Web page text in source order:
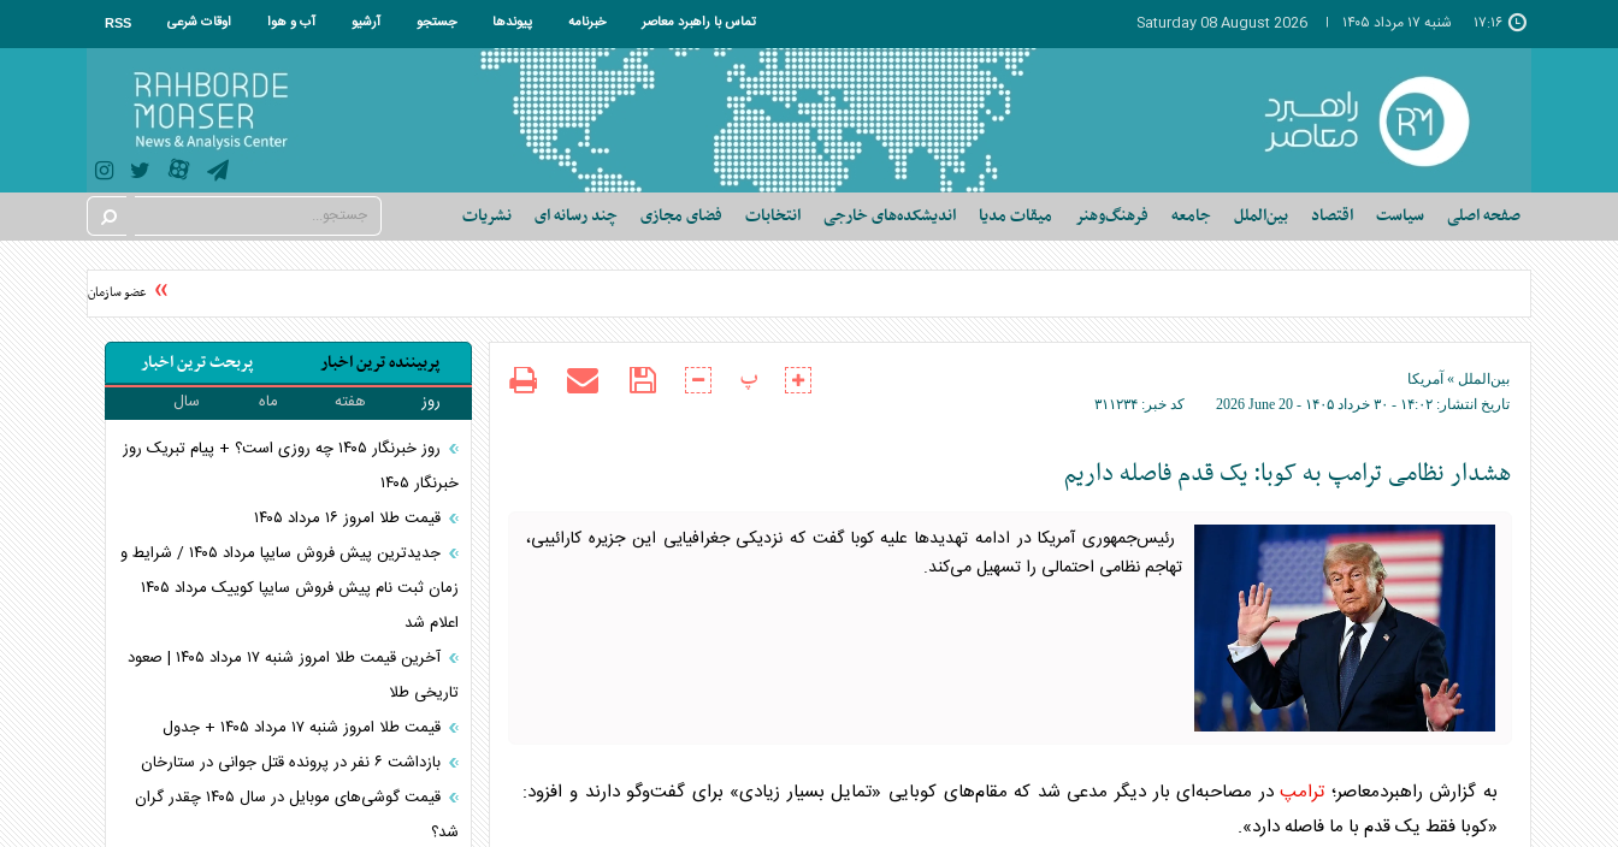
۱۷:۱۶ شنبه ۱۷ مرداد ۱۴۰۵ Saturday 08 August 2026 تماس با راهبرد معاصر خبرنامه پیوندها جستجو آرشیو آب و هوا اوقات شرعی RSS
صفحه اصلی سیاست اقتصاد بین‌الملل جامعه فرهنگ‌وهنر میقات مدیا اندیشکده‌های خارجی انتخابات فضای مجازی چند رسانه ای نشریات
عضو سازمان بدر: حملات به
بین‌الملل » آمریکا
تاریخ انتشار: ۱۴:۰۲ - ۳۰ خرداد ۱۴۰۵ - 2026 June 20 کد خبر: ۳۱۱۲۳۴
پ
هشدار نظامی ترامپ به کوبا: یک قدم فاصله داریم
رئیس‌جمهوری آمریکا در ادامه تهدیدها علیه کوبا گفت که نزدیکی جغرافیایی این جزیره کارائیبی،
تهاجم نظامی احتمالی را تسهیل می‌کند.
به گزارش راهبردمعاصر؛ ترامپدر مصاحبه‌ای بار دیگر مدعی شد که مقام‌های کوبایی «تمایل بسیار زیادی» برای گفت‌وگو دارند و افزود:
«کوبا فقط یک قدم با ما فاصله دارد».
پربیننده ترین اخبار پربحث ترین اخبار
روز هفته ماه
سال
روز خبرنگار ۱۴۰۵ چه روزی است؟ + پیام تبریک روز
خبرنگار ۱۴۰۵
قیمت طلا امروز ۱۶ مرداد ۱۴۰۵
جدیدترین پیش فروش سایپا مرداد ۱۴۰۵ / شرایط و
زمان ثبت نام پیش فروش سایپا کوییک مرداد ۱۴۰۵
اعلام شد
آخرین قیمت طلا امروز شنبه ۱۷ مرداد ۱۴۰۵ | صعود
تاریخی طلا
قیمت طلا امروز شنبه ۱۷ مرداد ۱۴۰۵ + جدول
بازداشت ۶ نفر در پرونده قتل جوانی در ستارخان
قیمت گوشی‌های موبایل در سال ۱۴۰۵ چقدر گران
شد؟